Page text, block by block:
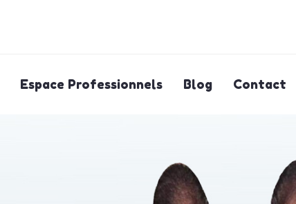
Espace Professionnels Blog Contact